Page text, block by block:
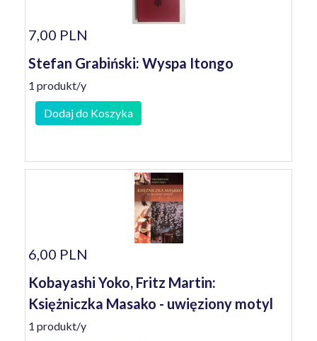
7,00 PLN
Stefan Grabiński: Wyspa Itongo
1 produkt/y
Dodaj do Koszyka
6,00 PLN
Kobayashi Yoko, Fritz Martin:
Księżniczka Masako - uwięziony motyl
1 produkt/y